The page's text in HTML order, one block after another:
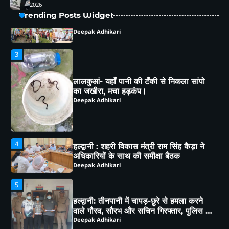
2026
Trending Posts Widgetलालकुआं- यहाँ पानी की टँकी से निकला सांपो
का जखीरा, मचा हड़कंप।
Deepak Adhikari
4
हल्द्वानी : शहरी विकास मंत्री राम सिंह कैड़ा ने
अधिकारियों के साथ की समीक्षा बैठक
Deepak Adhikari
5
हल्द्वानी: तीनपानी में चापड़-छुरे से हमला करने
वाले गौरव, सौरभ और सचिन गिरफ्तार, पुलिस ने
भेजा जेल
Deepak Adhikari
1
हल्द्वानी: कैबिनेट मंत्री राम सिंह कैड़ा ने लगाया
जनता दरबार, मौके पर सुनीं समस्याएं,
अधिकारियों को दिए सख्त निर्देश
Deepak Adhikari